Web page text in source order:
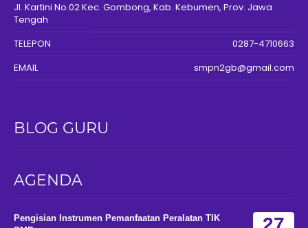
Jl. Kartini No.02 Kec. Gombong, Kab. Kebumen, Prov. Jawa
Tengah
TELEPON
0287-4710663
EMAIL
smpn2gb@gmail.com
BLOG GURU
AGENDA
Pengisian Instrumen Pemanfaatan Peralatan TIK